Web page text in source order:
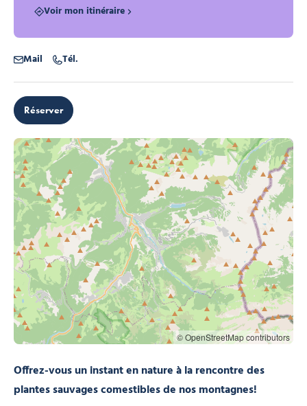
Offrez-vous un instant en nature à la rencontre des
plantes sauvages comestibles de nos montagnes!
Voir mon itinéraire
Mail Tél.
Réserver
© OpenStreetMap contributors